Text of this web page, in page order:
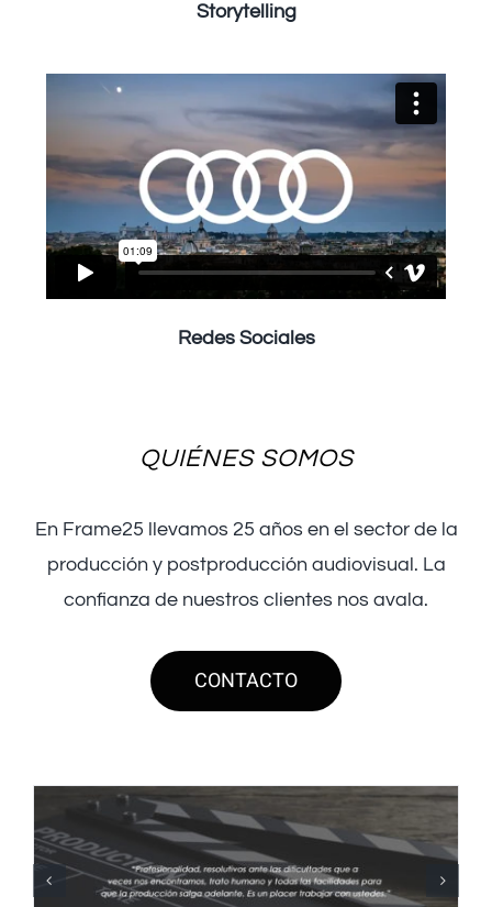
Storytelling
Redes Sociales
QUIÉNES SOMOS
En Frame25 llevamos 25 años en el sector de la
producción y postproducción audiovisual. La
confianza de nuestros clientes nos avala.
CONTACTO